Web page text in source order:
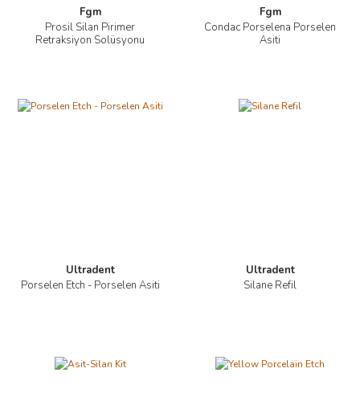
Fgm
Prosil Silan Pirimer
Retraksiyon Solüsyonu
Fgm
Condac Porselena Porselen
Asiti
Ultradent
Porselen Etch - Porselen Asiti
Ultradent
Silane Refil